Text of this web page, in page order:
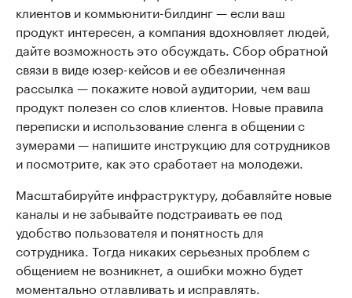
клиентов и коммьюнити-билдинг — если ваш
продукт интересен, а компания вдохновляет людей,
дайте возможность это обсуждать. Сбор обратной
связи в виде юзер-кейсов и ее обезличенная
рассылка — покажите новой аудитории, чем ваш
продукт полезен со слов клиентов. Новые правила
переписки и использование сленга в общении с
зумерами — напишите инструкцию для сотрудников
и посмотрите, как это сработает на молодежи.
Масштабируйте инфраструктуру, добавляйте новые
каналы и не забывайте подстраивать ее под
удобство пользователя и понятность для
сотрудника. Тогда никаких серьезных проблем с
общением не возникнет, а ошибки можно будет
моментально отлавливать и исправлять.